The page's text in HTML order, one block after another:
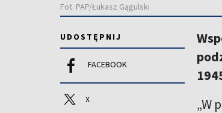
Fot. PAP/Łukasz Gągulski
UDOSTĘPNIJ
FACEBOOK
X
„W